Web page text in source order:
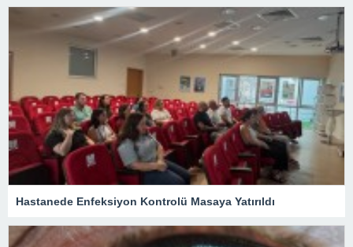
Hastanede Enfeksiyon Kontrolü Masaya Yatırıldı